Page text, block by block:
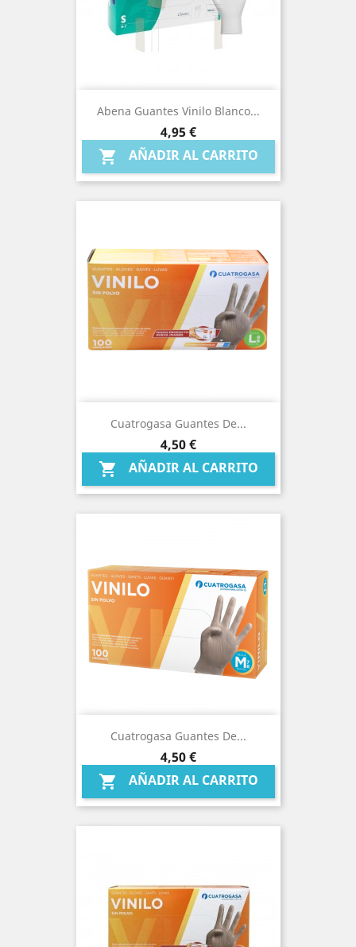
Abena Guantes Vinilo Blanco...
Precio
4,95 €
 AÑADIR AL CARRITO
Cuatrogasa Guantes De...
Precio
4,50 €
 AÑADIR AL CARRITO
Cuatrogasa Guantes De...
Precio
4,50 €
 AÑADIR AL CARRITO